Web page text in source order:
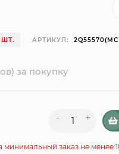
ШТ. АРТИКУЛ:
за покупку
- +
минимальный заказ не менее